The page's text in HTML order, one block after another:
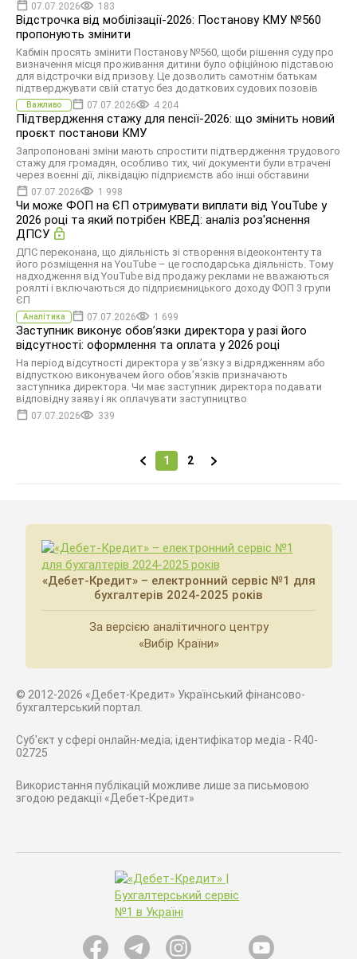
07.07.2026 183
Відстрочка від мобілізації-2026: Постанову КМУ №560
пропонують змінити
Кабмін просять змінити Постанову №560, щоби рішення суду про
визначення місця проживання дитини було офіційною підставою
для відстрочки від призову. Це дозволить самотнім батькам
підтверджувати свій статус без додаткових судових позовів
Важливо 07.07.2026 4 204
Підтвердження стажу для пенсії-2026: що змінить новий
проєкт постанови КМУ
Запропоновані зміни мають спростити підтвердження трудового
стажу для громадян, особливо тих, чиї документи були втрачені
через воєнні дії, ліквідацію підприємств або інші обставини
07.07.2026 1 998
Чи може ФОП на ЄП отримувати виплати від YouTube у
2026 році та який потрібен КВЕД: аналіз роз'яснення
ДПСУ
ДПС переконана, що діяльність зі створення відеоконтенту та
його розміщення на YouTube – це господарська діяльність. Тому
надходження від YouTube від продажу реклами не вважаються
роялті і включаються до підприємницького доходу ФОП 3 групи
ЄП
Аналітика 07.07.2026 1 699
Заступник виконує обовʼязки директора у разі його
відсутності: оформлення та оплата у 2026 році
На період відсутності директора у зв’язку з відрядженням або
відпусткою виконувачем його обов’язків призначають
заступника директора. Чи має заступник директора подавати
відповідну заяву і як оплачувати заступництво
07.07.2026 339
1 2
«Дебет-Кредит» – електронний сервіс №1 для
бухгалтерів 2024-2025 років
За версією аналітичного центру
«Вибір Країни»
© 2012-2026 «Дебет-Кредит» Український фінансово-
бухгалтерський портал.
Суб'єкт у сфері онлайн-медіа; ідентифікатор медіа - R40-
02725
Використання публікацій можливе лише за письмовою
згодою редакції «Дебет-Кредит»